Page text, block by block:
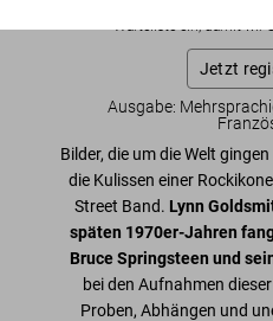
Jetzt
Ausgabe:
Bilder, die um die Welt
die Kulissen einer
Street Band. Lynn
späten 1970er-Jahren
Bruce Springsteen und
bei den Aufnahmen
Proben, Abhängen und